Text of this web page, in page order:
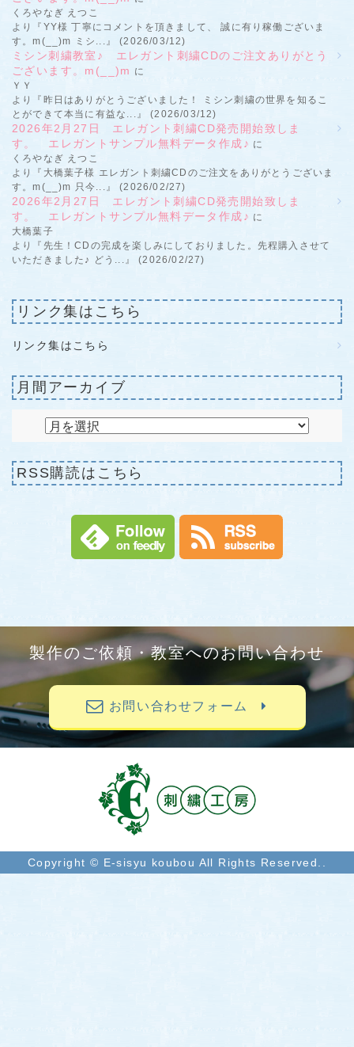
くろやなぎ えつこ
より『YY様 丁寧にコメントを頂きまして、 誠に有り稼働ございま
す。m(__)m ミシ...』 (2026/03/12)
ミシン刺繍教室♪ エレガント刺繍CDのご注文ありがとう
ございます。m(__)m に
ＹＹ
より『昨日はありがとうございました！ ミシン刺繍の世界を知るこ
とができて本当に有益な...』 (2026/03/12)
2026年2月27日 エレガント刺繍CD発売開始致しま
す。 エレガントサンプル無料データ作成♪ に
くろやなぎ えつこ
より『大橋葉子様 エレガント刺繍CDのご注文をありがとうございま
す。m(__)m 只今...』 (2026/02/27)
2026年2月27日 エレガント刺繍CD発売開始致しま
す。 エレガントサンプル無料データ作成♪ に
大橋葉子
より『先生！CDの完成を楽しみにしておりました。先程購入させて
いただきました♪ どう...』 (2026/02/27)
リンク集はこちら
リンク集はこちら
月間アーカイブ
RSS購読はこちら
製作のご依頼・教室へのお問い合わせ
お問い合わせフォーム
Copyright © E-sisyu koubou All Rights Reserved..